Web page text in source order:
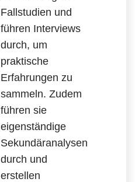
Fallstudien und
führen Interviews
durch, um
praktische
Erfahrungen zu
sammeln. Zudem
führen sie
eigenständige
Sekundäranalysen
durch und
erstellen